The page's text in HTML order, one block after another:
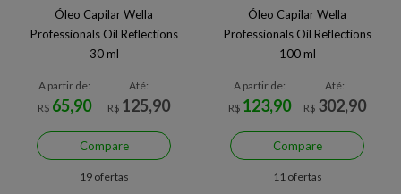
Óleo Capilar Wella
Professionals Oil Reflections
30 ml
A partir de:
R$ 65,90
Até:
R$ 125,90
Compare
19 ofertas
Óleo Capilar Wella
Professionals Oil Reflections
100 ml
A partir de:
R$ 123,90
Até:
R$ 302,90
Compare
11 ofertas